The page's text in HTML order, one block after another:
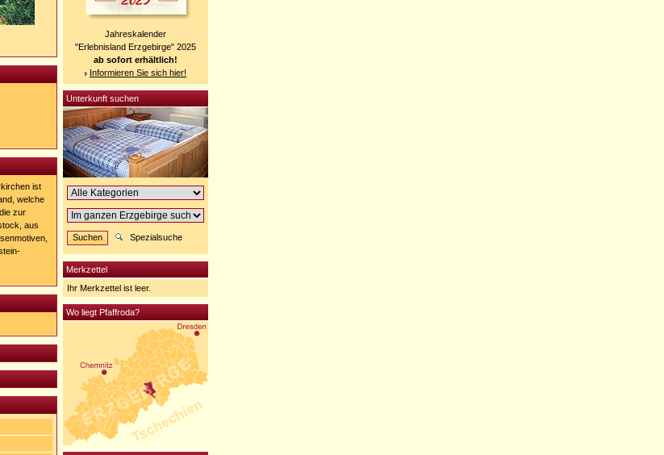
ist
welche
zur
aus
Jahreskalender
"Erlebnisland Erzgebirge" 2025
ab sofort erhältlich!
Informieren Sie sich hier!
Unterkunft suchen
Spezialsuche
Merkzettel
Ihr Merkzettel ist leer.
Wo liegt Pfaffroda?